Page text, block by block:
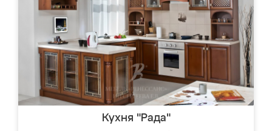
Кухня "Рада"